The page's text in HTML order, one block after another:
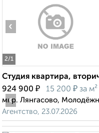
2/1
‹
Студия квартира,
924 900 ₽ 15 200 ₽ за м²
мкр. Лянгасово,
Агентство, 23.07.2026
‹